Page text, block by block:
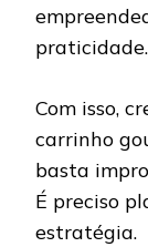
praticidade.
Com isso,
carrinho
basta
É preciso
estratégia.